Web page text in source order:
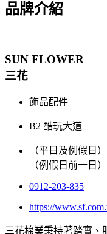
品牌介紹
SUN FLOWER
三花
飾品配件
B2 酷玩大道
（平日及例假日
（例假日前一日
0912-203-835
https://
三花棉業秉持著踏實、